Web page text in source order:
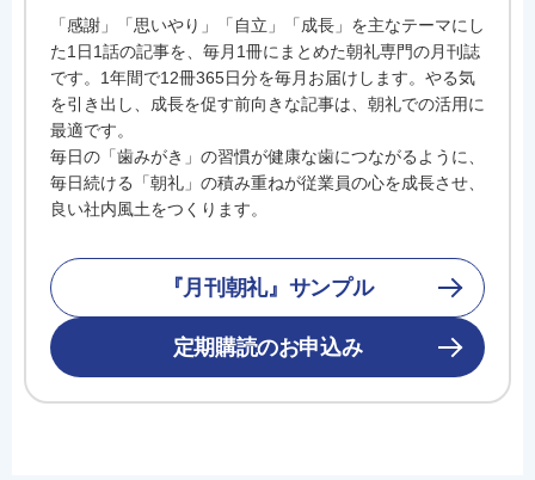
「感謝」「思いやり」「自立」「成長」を主なテーマにし
た1日1話の記事を、毎月1冊にまとめた朝礼専門の月刊誌
です。1年間で12冊365日分を毎月お届けします。やる気
を引き出し、成長を促す前向きな記事は、朝礼での活用に
最適です。
毎日の「歯みがき」の習慣が健康な歯につながるように、
毎日続ける「朝礼」の積み重ねが従業員の心を成長させ、
良い社内風土をつくります。
『月刊朝礼』サンプル
定期購読のお申込み